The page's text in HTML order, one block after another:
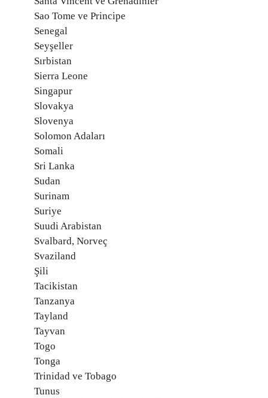
Sao Tome ve Principe
Senegal
Seyşeller
Sırbistan
Sierra Leone
Singapur
Slovakya
Slovenya
Solomon Adaları
Somali
Sri Lanka
Sudan
Surinam
Suriye
Suudi Arabistan
Svalbard, Norveç
Svaziland
Şili
Tacikistan
Tanzanya
Tayland
Tayvan
Togo
Tonga
Trinidad ve Tobago
Tunus